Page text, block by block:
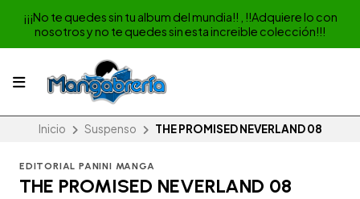
¡¡¡No te quedes sin tu album del mundia!! , !!Adquiere lo con
nosotros y no te quedes sin esta increible colección!!!
Inicio Suspenso THE PROMISED NEVERLAND 08
EDITORIAL PANINI MANGA
THE PROMISED NEVERLAND 08